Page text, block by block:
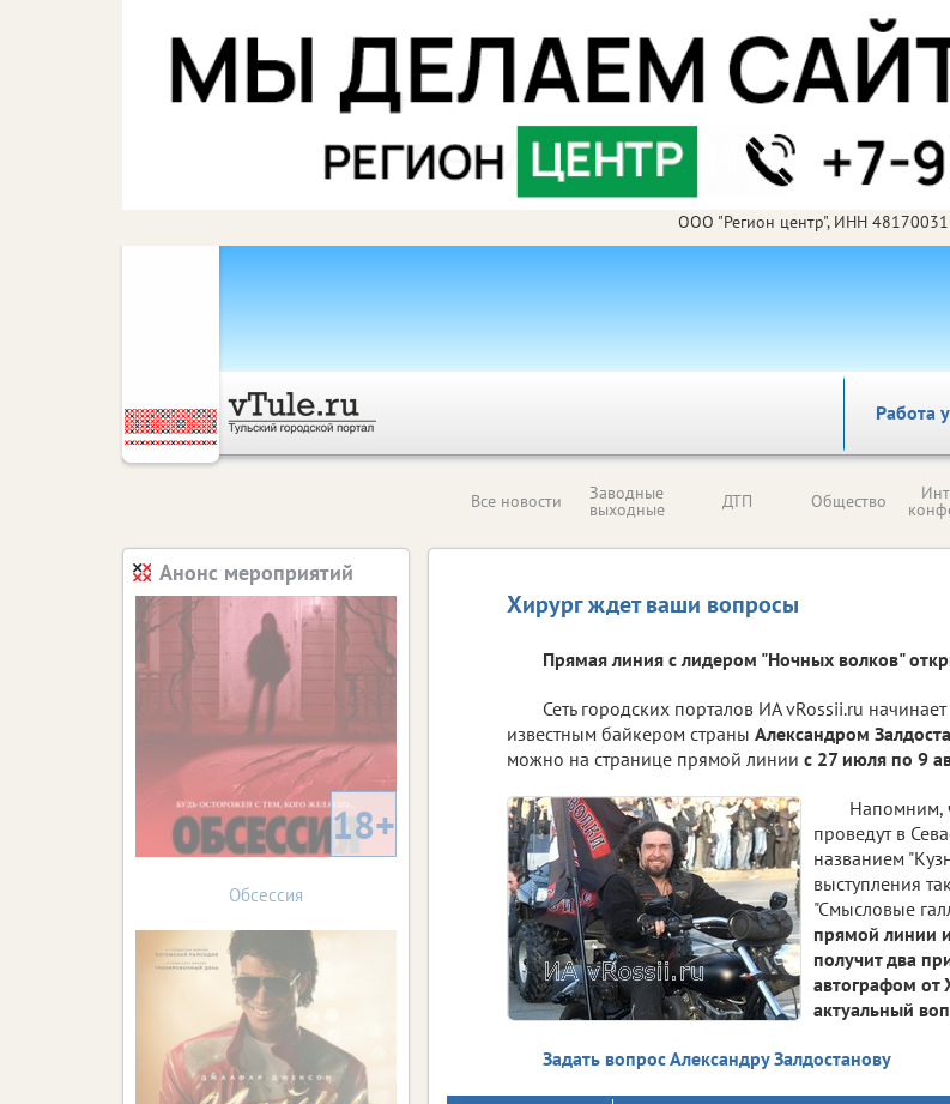
ООО "Регион центр", ИНН
Работа
Все новости Заводные
выходные ДТП Общество
Хирург ждет ваши вопросы
Прямая линия с лидером "Ночных волков"
Сеть городских порталов ИА vRossii.ru
известным байкером страны Александром
можно на странице прямой линии с 27 июля по 9
Напомним,
проведут в
названием
выступления
"Смысловые
прямой линии
получит два
автографом от
актуальный
Задать вопрос Александру Залдостанову
Анонс мероприятий
18+
Обсессия